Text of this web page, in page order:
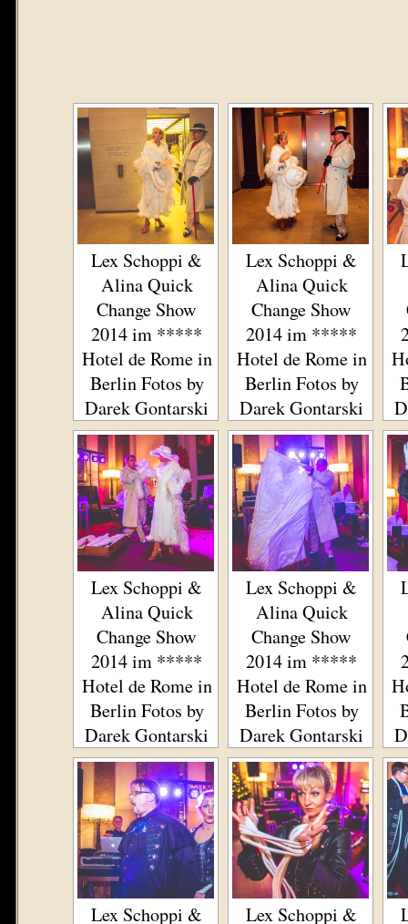
Lex Schoppi &
Alina Quick
Change Show
2014 im *****
Hotel de Rome in
Berlin Fotos by
Darek Gontarski
Lex Schoppi &
Alina Quick
Change Show
2014 im *****
Hotel de Rome in
Berlin Fotos by
Darek Gontarski
Lex Schoppi &
Alina Quick
Change Show
2014 im *****
Hotel de Rome in
Berlin Fotos by
Darek Gontarski
Lex Schoppi &
Alina Quick
Change Show
2014 im *****
Hotel de Rome in
Berlin Fotos by
Darek Gontarski
Lex Schoppi & Lex Schoppi &